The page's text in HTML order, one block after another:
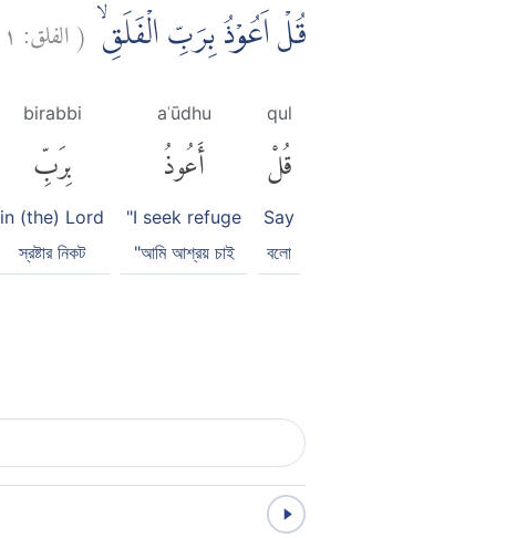
قُلْ اَعُوْذُ بِرَبِّ الْفَلَقِۙ (الفلق: ١
qul
قُلْ
Say
বলো
aʿūdhu
أَعُوذُ
"I seek refuge
"আমি আশ্রয় চাই
birabbi
بِرَبِّ
in (the) Lord
স্রষ্টার নিকট